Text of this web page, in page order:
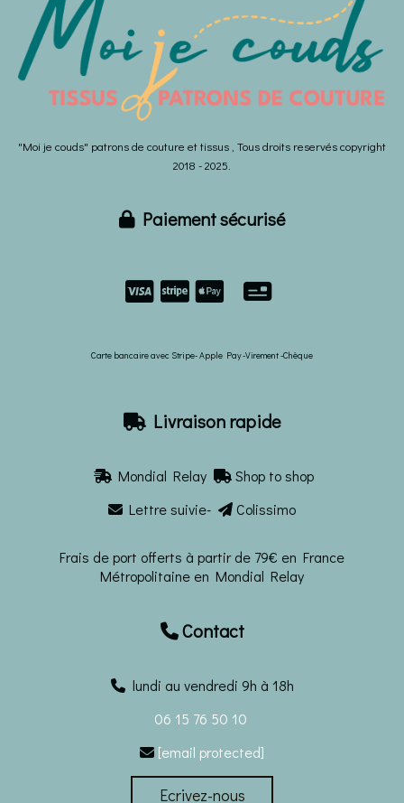
"Moi je couds" patrons de couture et tissus , Tous droits reservés copyright
2018 - 2025.
 Paiement sécurisé
 
Carte bancaire avec Stripe- Apple Pay -Virement -Chèque
 Livraison rapide
 Mondial Relay  Shop to shop
 Lettre suivie-  Colissimo
Frais de port offerts à partir de 79€ en France
Métropolitaine en Mondial Relay
Contact
lundi au vendredi 9h à 18h
06 15 76 50 10
 [email protected]
Ecrivez-nous